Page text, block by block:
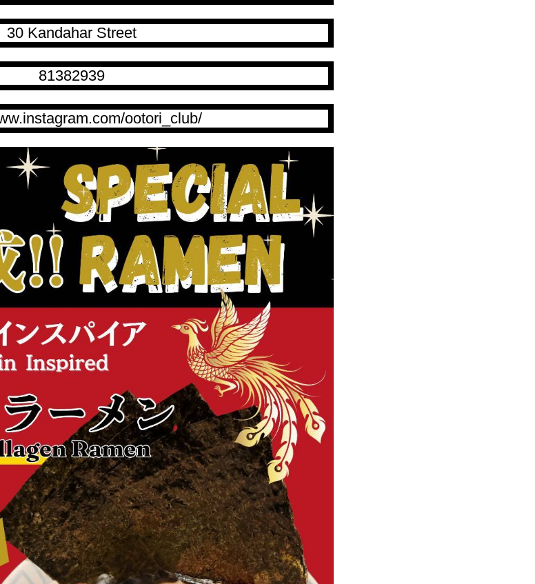
30 Kandahar Street
81382939
ootori_club/